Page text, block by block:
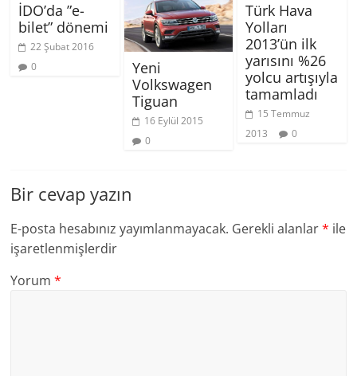
İDO’da ”e-
bilet” dönemi
22 Şubat 2016
0
Yeni
Volkswagen
Tiguan
16 Eylül 2015
0
Türk Hava
Yolları
2013’ün ilk
yarısını %26
yolcu artışıyla
tamamladı
15 Temmuz
2013
0
Bir cevap yazın
E-posta hesabınız yayımlanmayacak. Gerekli alanlar* ile
işaretlenmişlerdir
Yorum*